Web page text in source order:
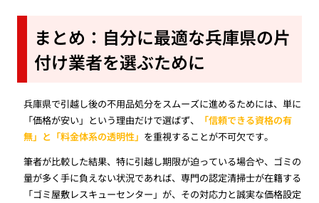
まとめ：自分に最適な兵庫県の片
付け業者を選ぶために
兵庫県で引越し後の不用品処分をスムーズに進めるためには、単に
「価格が安い」という理由だけで選ばず、
「信頼できる資格の有
無」と「料金体系の透明性」 を重視することが不可欠です。
筆者が比較した結果、特に引越し期限が迫っている場合や、ゴミの
量が多く手に負えない状況であれば、専門の認定清掃士が在籍する
「ゴミ屋敷レスキューセンター」が、その対応力と誠実な価格設定